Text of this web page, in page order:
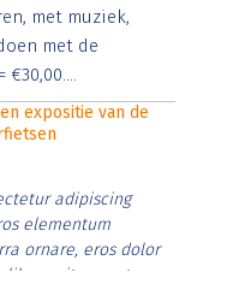
id rutrum lorem
posuere.
met muziek,
met de
expositie van de
adipiscing
elementum
ornare, eros dolor
libero vitae erat.